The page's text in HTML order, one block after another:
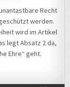
Recht
werden.
wird im Artikel
legt Absatz 2 da,
Ehre“ geht.